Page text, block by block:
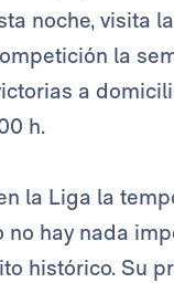
noche, visita
la
a
h.
la Liga la
hay nada
histórico. Su